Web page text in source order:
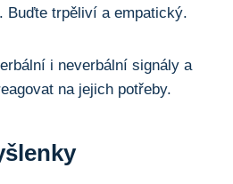
Buďte trpěliví a empatický.
i neverbální signály a
na jejich potřeby.